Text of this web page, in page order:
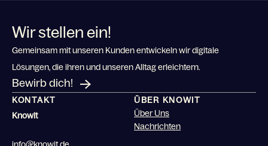
Wir stellen ein!
Gemeinsam mit unseren Kunden entwickeln wir digitale
Lösungen, die ihren und unseren Alltag erleichtern.
Bewirb dich!
KONTAKT
Knowit
ÜBER KNOWIT
Über Uns
Nachrichten